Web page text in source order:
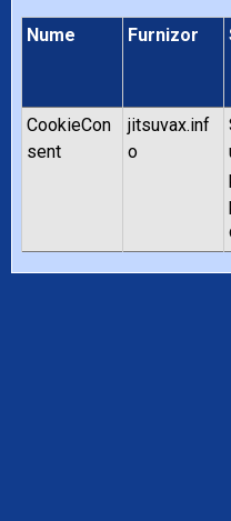
Nume Furnizor
CookieCon
sent
jitsuvax.inf
o